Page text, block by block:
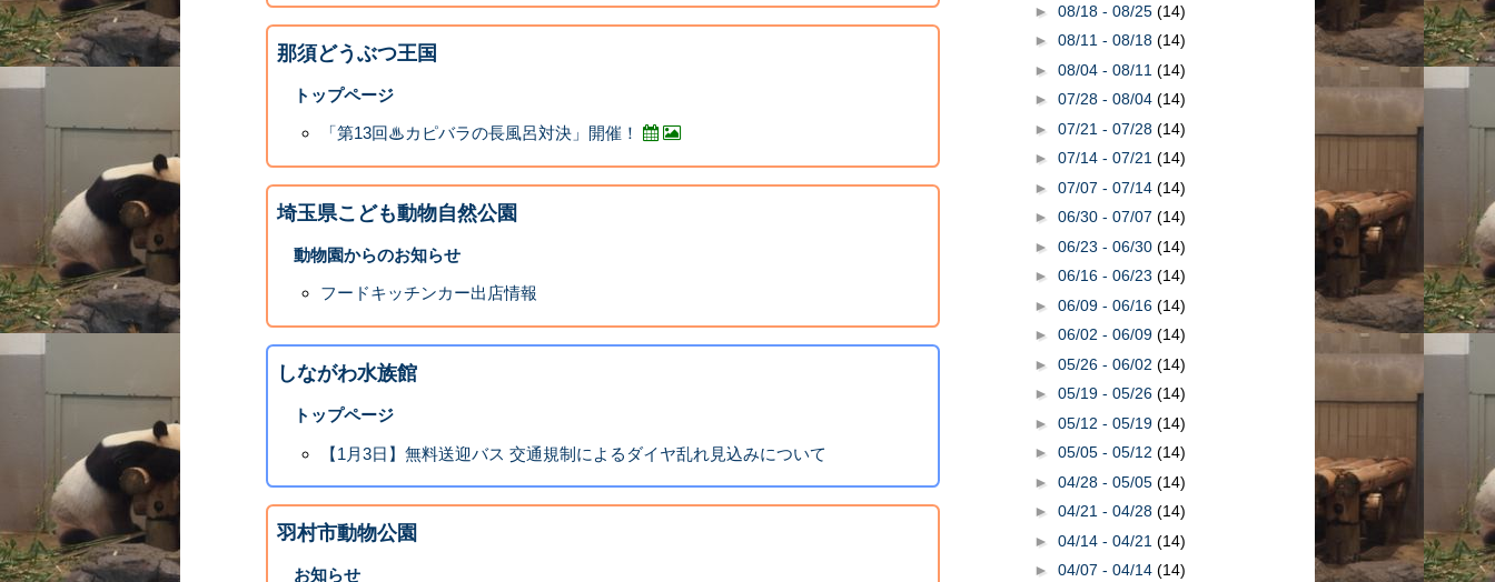
那須どうぶつ王国
トップページ
「第13回♨カピバラの長風呂対決」開催！
埼玉県こども動物自然公園
動物園からのお知らせ
フードキッチンカー出店情報
しながわ水族館
トップページ
【1月3日】無料送迎バス 交通規制によるダイヤ乱れ見込みについて
羽村市動物公園
お知らせ
► 08/18 - 08/25 (14)
► 08/11 - 08/18 (14)
► 08/04 - 08/11 (14)
► 07/28 - 08/04 (14)
► 07/21 - 07/28 (14)
► 07/14 - 07/21 (14)
► 07/07 - 07/14 (14)
► 06/30 - 07/07 (14)
► 06/23 - 06/30 (14)
► 06/16 - 06/23 (14)
► 06/09 - 06/16 (14)
► 06/02 - 06/09 (14)
► 05/26 - 06/02 (14)
► 05/19 - 05/26 (14)
► 05/12 - 05/19 (14)
► 05/05 - 05/12 (14)
► 04/28 - 05/05 (14)
► 04/21 - 04/28 (14)
► 04/14 - 04/21 (14)
► 04/07 - 04/14 (14)